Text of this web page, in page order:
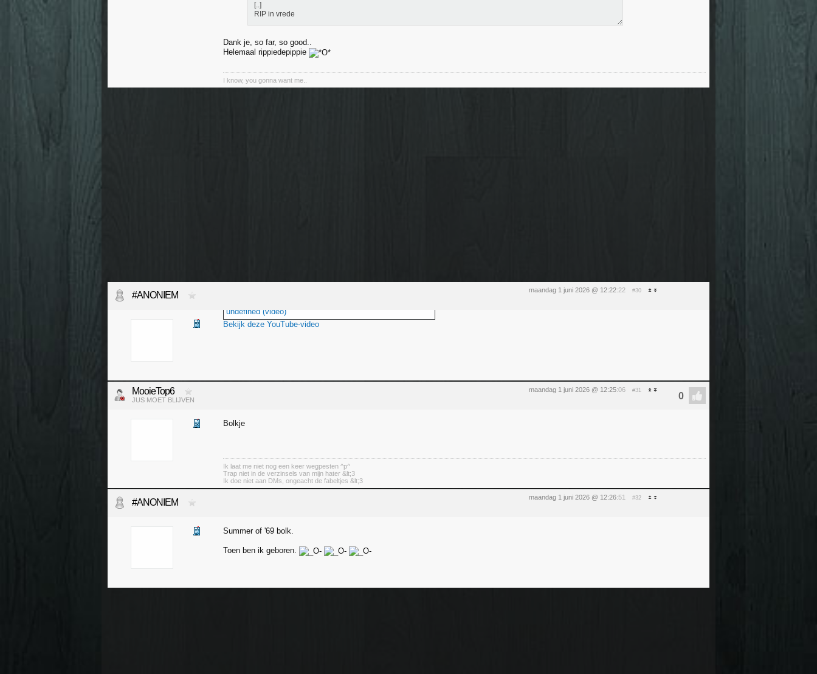
[..]
RIP in vrede
Dank je, so far, so good..
Helemaal rippiedepippie
I know, you gonna want me..
maandag 1 juni 2026 @ 12:22:22 #30
#ANONIEM
undefined (video)
Bekijk deze YouTube-video
maandag 1 juni 2026 @ 12:25:06 #31
MooieTop6
JUS MOET BLIJVEN
Bolkje
Ik laat me niet nog een keer wegpesten ^p^
Trap niet in de verzinsels van mijn hater &lt;3
Ik doe niet aan DMs, ongeacht de fabeltjes &lt;3
maandag 1 juni 2026 @ 12:26:51 #32
#ANONIEM
Summer of '69 bolk.
Toen ben ik geboren.